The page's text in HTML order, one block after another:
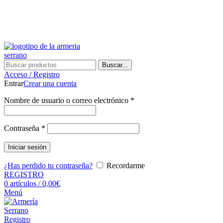
Buscar...
Acceso / Registro
EntrarCrear una cuenta
Nombre de usuario o correo electrónico *
Contraseña *
Iniciar sesión
¿Has perdido tu contraseña?
Recordarme
REGISTRO
0 artículos / 0,00€
Menú
Registro